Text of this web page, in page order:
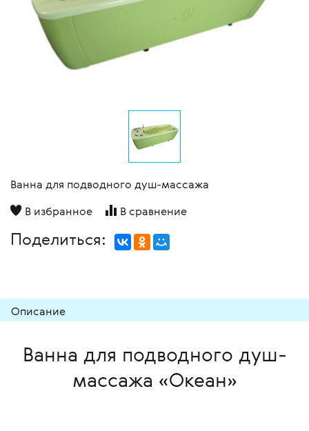
Ванна для подводного душ-массажа
В избранное
В сравнение
Поделиться:
Описание
Ванна для подводного душ-
массажа «Океан»